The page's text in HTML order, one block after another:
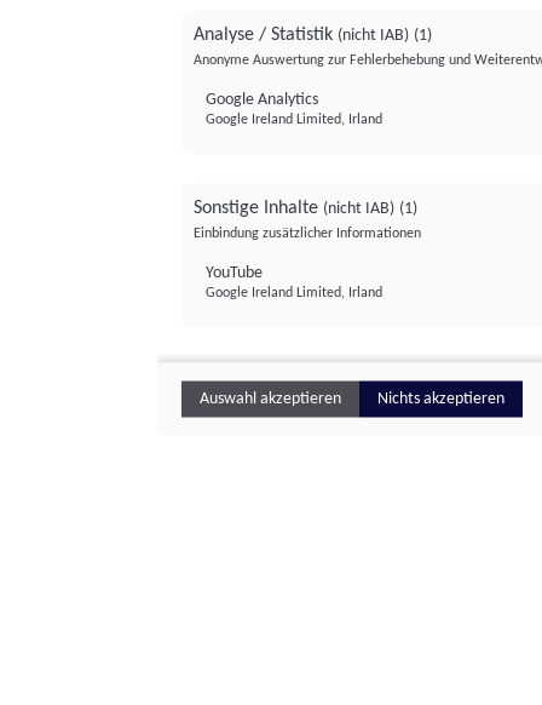
Analyse / Statistik (nicht IAB) (1)
Anonyme Auswertung zur Fehlerbehebung und
Google Analytics
Google Ireland Limited, Irland
Sonstige Inhalte (nicht IAB) (1)
Einbindung zusätzlicher Informationen
YouTube
Google Ireland Limited, Irland
Auswahl akzeptieren Nichts akzeptieren